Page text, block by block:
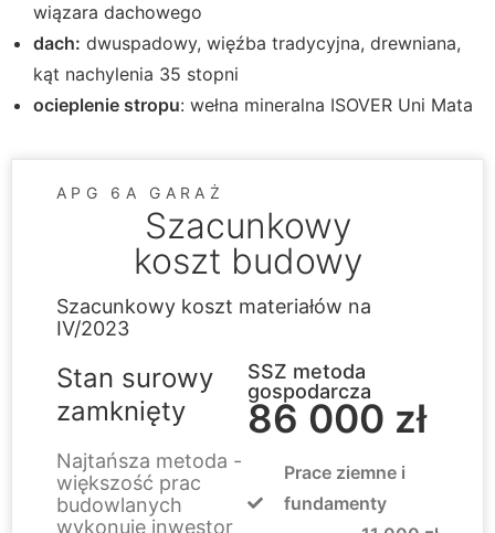
wiązara dachowego
dach: dwuspadowy, więźba tradycyjna, drewniana,
kąt nachylenia 35 stopni
ocieplenie stropu: wełna mineralna ISOVER Uni Mata
APG 6A GARAŻ
Szacunkowy
koszt budowy
Szacunkowy koszt materiałów na
IV/2023
Stan surowy
zamknięty
Najtańsza metoda -
większość prac
budowlanych
wykonuje inwestor
SSZ metoda
gospodarcza
86 000 zł
Prace ziemne i
fundamenty